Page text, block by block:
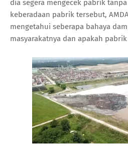
dia segera mengecek pabrik
keberadaan pabrik tersebut,
mengetahui seberapa bahaya
masyarakatnya dan apakah